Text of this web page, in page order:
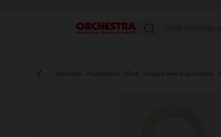
Menu
Orchestra Puériculture Éveil Tapis d'éveil et accessoires